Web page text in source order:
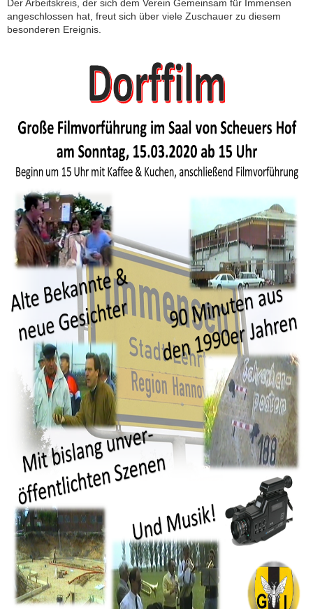
Der Arbeitskreis, der sich dem Verein Gemeinsam für Immensen
angeschlossen hat, freut sich über viele Zuschauer zu diesem
besonderen Ereignis.